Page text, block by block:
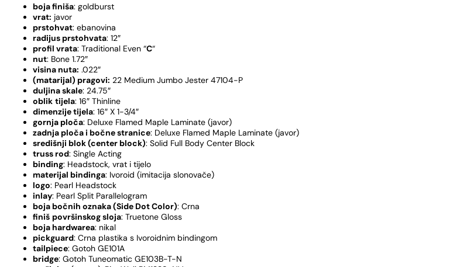
boja finiša: goldburst
vrat: javor
prstohvat: ebanovina
radijus prstohvata: 12″
profil vrata: Traditional Even “C“
nut: Bone 1.72″
visina nuta: .022″
(matarijal) pragovi: 22 Medium Jumbo Jester 47104-P
duljina skale: 24.75″
oblik tijela: 16″ Thinline
dimenzije tijela: 16″ X 1-3/4″
gornja ploča: Deluxe Flamed Maple Laminate (javor)
zadnja ploča i bočne stranice: Deluxe Flamed Maple Laminate (javor)
središnji blok (center block): Solid Full Body Center Block
truss rod: Single Acting
binding: Headstock, vrat i tijelo
materijal bindinga: Ivoroid (imitacija slonovače)
logo: Pearl Headstock
inlay: Pearl Split Parallelogram
boja bočnih oznaka (Side Dot Color): Crna
finiš površinskog sloja: Truetone Gloss
boja hardwarea: nikal
pickguard: Crna plastika s Ivoroidnim bindingom
tailpiece: Gotoh GE101A
bridge: Gotoh Tuneomatic GE103B-T-N